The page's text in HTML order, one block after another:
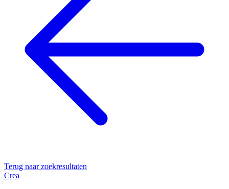
Terug naar zoekresultaten
Crea